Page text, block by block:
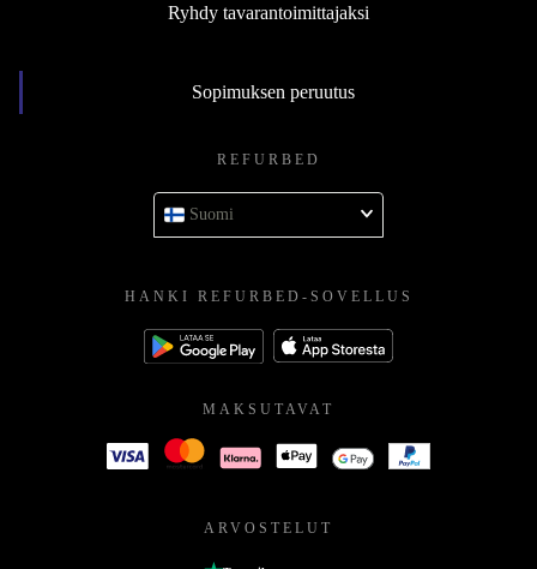
Ryhdy tavarantoimittajaksi
Sopimuksen peruutus
REFURBED
Suomi
HANKI REFURBED-SOVELLUS
MAKSUTAVAT
ARVOSTELUT